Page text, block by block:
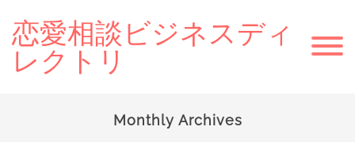
恋愛相談ビジネスディ
レクトリ
Monthly Archives